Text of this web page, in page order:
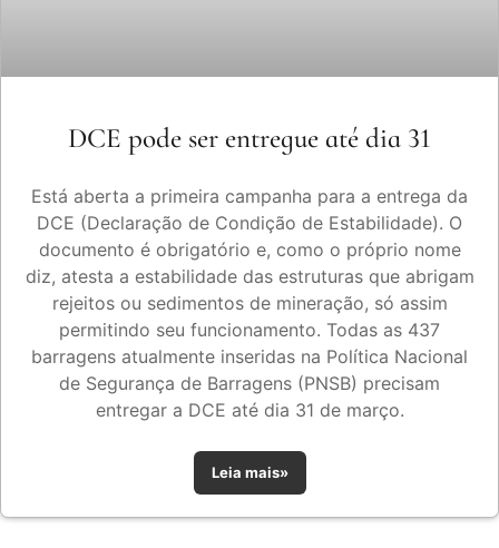
DCE pode ser entregue até dia 31
Está aberta a primeira campanha para a entrega da
DCE (Declaração de Condição de Estabilidade). O
documento é obrigatório e, como o próprio nome
diz, atesta a estabilidade das estruturas que abrigam
rejeitos ou sedimentos de mineração, só assim
permitindo seu funcionamento. Todas as 437
barragens atualmente inseridas na Política Nacional
de Segurança de Barragens (PNSB) precisam
entregar a DCE até dia 31 de março.
Leia mais»